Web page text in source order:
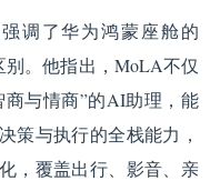
调了华为鸿蒙座舱的
。他指出，MoLA不仅
商与情商”的AI助理，能
策与执行的全栈能力，
，覆盖出行、影音、亲